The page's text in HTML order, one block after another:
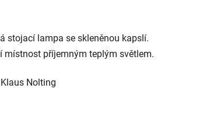
stojací lampa se skleněnou kapslí.
místnost příjemným teplým světlem.
Nolting